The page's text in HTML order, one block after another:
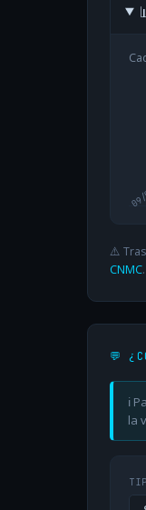
⚠️
CNMC.
💬
ℹ️
la